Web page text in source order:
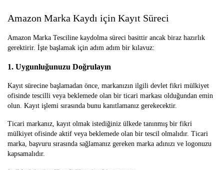
Amazon Marka Kaydı için Kayıt Süreci
Amazon Marka Tesciline kaydolma süreci basittir ancak biraz hazırlık
gerektirir. İşte başlamak için adım adım bir kılavuz:
1. Uygunluğunuzu Doğrulayın
Kayıt sürecine başlamadan önce, markanızın ilgili devlet fikri mülkiyet
ofisinde tescilli veya beklemede olan bir ticari markası olduğundan emin
olun. Kayıt işlemi sırasında bunu kanıtlamanız gerekecektir.
Ticari markanız, kayıt olmak istediğiniz ülkede tanınmış bir fikri
mülkiyet ofisinde aktif veya beklemede olan bir tescil olmalıdır. Ticari
marka, başvuru sırasında sağlamanız gereken marka adınızı ve logonuzu
kapsamalıdır.